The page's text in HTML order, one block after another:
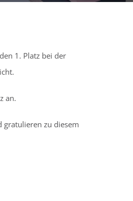
1. Platz bei der
an.
gratulieren zu diesem